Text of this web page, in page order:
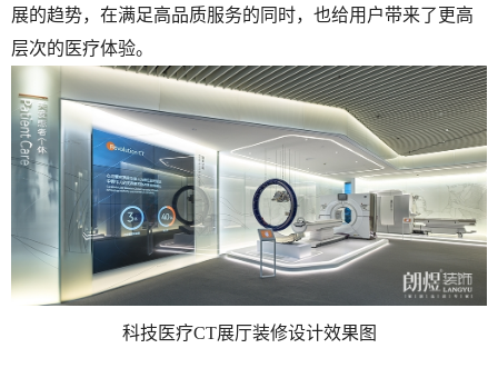
展的趋势，在满足高品质服务的同时，也给用户带来了更高
层次的医疗体验。
科技医疗CT展厅装修设计效果图